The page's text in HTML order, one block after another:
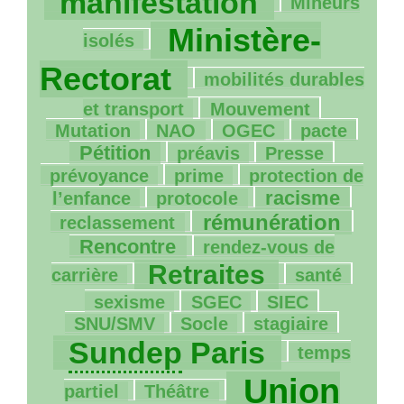
isolés
1287/1429
Ministère-
Rectorat
80/1429
mobilités durables
et transport
61/1429 Mouvement
46/1429
Mutation
5/1429 NAO
96/1429 OGEC
109/1429 pacte
478/1429
Pétition
153/1429 préavis
22/1429 Presse
139/1429
prévoyance
123/1429 prime
61/1429
protection de
l’enfance
6/1429 protocole
356/1429 racisme
103/1429
reclassement
632/1429 rémunération
453/1429
Rencontre
158/1429
rendez-vous de
carrière
911/1429 Retraites
216/1429 santé
222/1429
sexisme
13/1429 SGEC
57/1429 SIEC
138/1429
SNU/SMV
14/1429 Socle
103/1429 stagiaire
1189/1429
Sundep Paris
6/1429
temps
partiel
35/1429
Théâtre
1429/1429 Union